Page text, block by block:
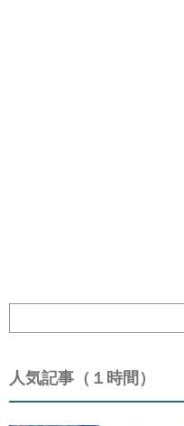
索
人気記事（１時間）